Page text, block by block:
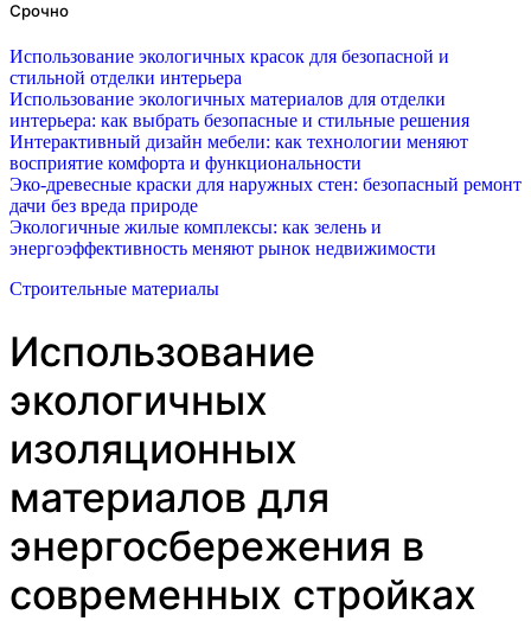
Срочно
Использование экологичных красок для безопасной и
стильной отделки интерьера
Использование экологичных материалов для отделки
интерьера: как выбрать безопасные и стильные решения
Интерактивный дизайн мебели: как технологии меняют
восприятие комфорта и функциональности
Эко-древесные краски для наружных стен: безопасный ремонт
дачи без вреда природе
Экологичные жилые комплексы: как зелень и
энергоэффективность меняют рынок недвижимости
Строительные материалы
Использование
экологичных
изоляционных
материалов для
энергосбережения в
современных стройках